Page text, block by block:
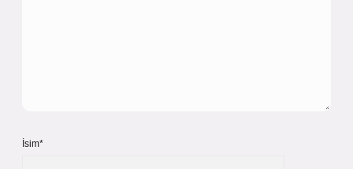
İsim*